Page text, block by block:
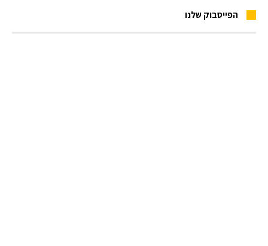
הפייסבוק שלנו